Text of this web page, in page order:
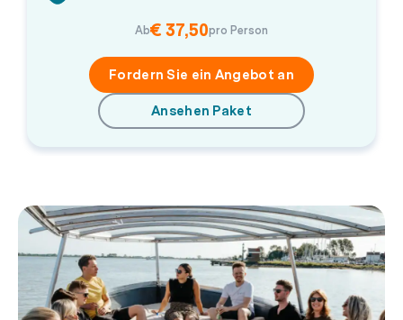
Ab€ 37,50pro Person
Fordern Sie ein Angebot an
Ansehen Paket